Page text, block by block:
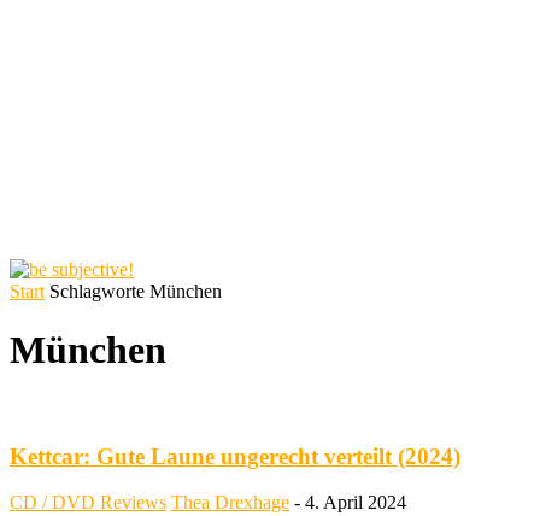
Start Schlagworte München
München
Kettcar: Gute Laune ungerecht verteilt (2024)
CD / DVD Reviews Thea Drexhage - 4. April 2024